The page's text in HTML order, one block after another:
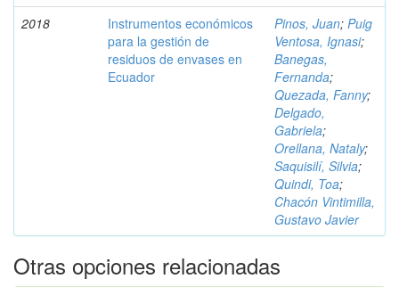
2018
Instrumentos económicos
para la gestión de
residuos de envases en
Ecuador
Pinos, Juan; Puig
Ventosa, Ignasi;
Banegas,
Fernanda;
Quezada, Fanny;
Delgado,
Gabriela;
Orellana, Nataly;
Saquisilí, Silvia;
Quindi, Toa;
Chacón Vintimilla,
Gustavo Javier
Otras opciones relacionadas